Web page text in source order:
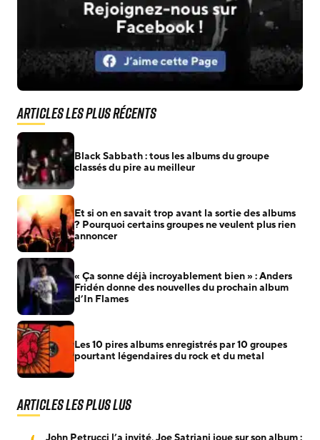
Articles les plus récents
Black Sabbath : tous les albums du groupe
classés du pire au meilleur
Et si on en savait trop avant la sortie des albums
? Pourquoi certains groupes ne veulent plus rien
annoncer
« Ça sonne déjà incroyablement bien » : Anders
Fridén donne des nouvelles du prochain album
d’In Flames
Les 10 pires albums enregistrés par 10 groupes
pourtant légendaires du rock et du metal
Articles les plus lus